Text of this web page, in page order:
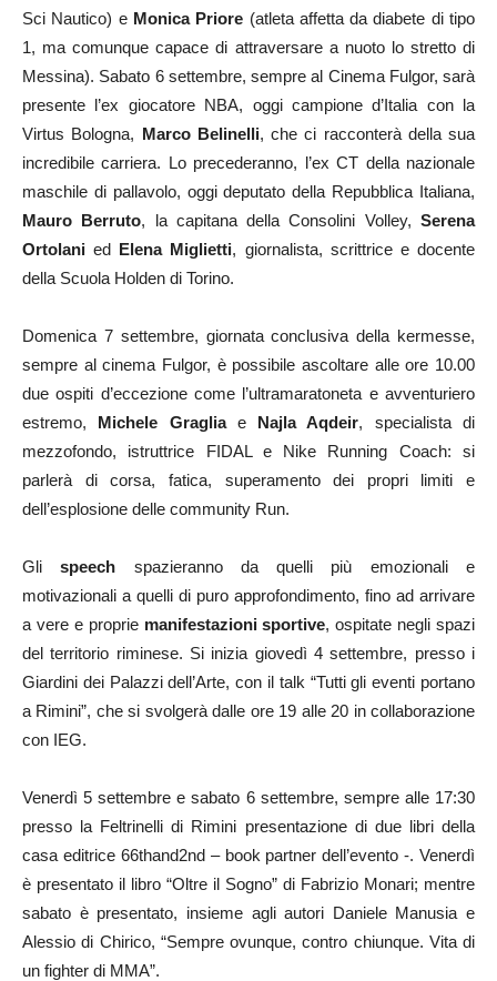
Sci Nautico) e Monica Priore (atleta affetta da diabete di tipo
1, ma comunque capace di attraversare a nuoto lo stretto di
Messina). Sabato 6 settembre, sempre al Cinema Fulgor, sarà
presente l’ex giocatore NBA, oggi campione d’Italia con la
Virtus Bologna, Marco Belinelli, che ci racconterà della sua
incredibile carriera. Lo precederanno, l’ex CT della nazionale
maschile di pallavolo, oggi deputato della Repubblica Italiana,
Mauro Berruto, la capitana della Consolini Volley,Serena
Ortolani ed Elena Miglietti, giornalista, scrittrice e docente
della Scuola Holden di Torino.
Domenica 7 settembre, giornata conclusiva della kermesse,
sempre al cinema Fulgor, è possibile ascoltare alle ore 10.00
due ospiti d’eccezione come l’ultramaratoneta e avventuriero
estremo, Michele Graglia eNajla Aqdeir, specialista di
mezzofondo, istruttrice FIDAL e Nike Running Coach: si
parlerà di corsa, fatica, superamento dei propri limiti e
dell’esplosione delle community Run.
Glispeech spazieranno da quelli più emozionali e
motivazionali a quelli di puro approfondimento, fino ad arrivare
a vere e proprie manifestazioni sportive, ospitate negli spazi
del territorio riminese. Si inizia giovedì 4 settembre, presso i
Giardini dei Palazzi dell’Arte, con il talk “Tutti gli eventi portano
a Rimini”, che si svolgerà dalle ore 19 alle 20 in collaborazione
con IEG.
Venerdì 5 settembre e sabato 6 settembre, sempre alle 17:30
presso la Feltrinelli di Rimini presentazione di due libri della
casa editrice 66thand2nd – book partner dell’evento -. Venerdì
è presentato il libro “Oltre il Sogno” di Fabrizio Monari; mentre
sabato è presentato, insieme agli autori Daniele Manusia e
Alessio di Chirico, “Sempre ovunque, contro chiunque. Vita di
un fighter di MMA”.